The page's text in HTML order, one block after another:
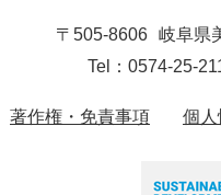
〒505-8606
岐阜県
Tel：0574-25-
著作権・免責事項 個人